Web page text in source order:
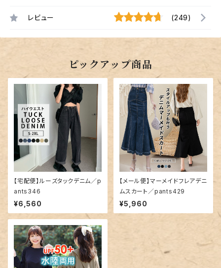
レビュー (249)
ピックアップ商品
【宅配便】ルーズタックデニム／p
ants346
¥6,560
【メール便】マーメイドフレアデニ
ムスカート／pants429
¥5,960